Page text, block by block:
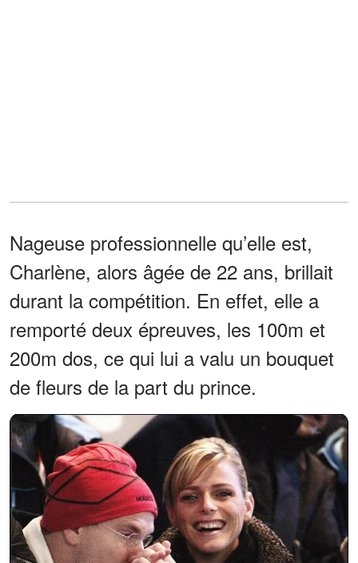
Nageuse professionnelle qu’elle est,
Charlène, alors âgée de 22 ans, brillait
durant la compétition. En effet, elle a
remporté deux épreuves, les 100m et
200m dos, ce qui lui a valu un bouquet
de fleurs de la part du prince.